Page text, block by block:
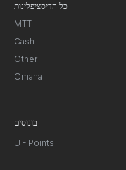
כל הדיסציפלינות
MTT
Cash
Other
Omaha
בונוסים
U - Points